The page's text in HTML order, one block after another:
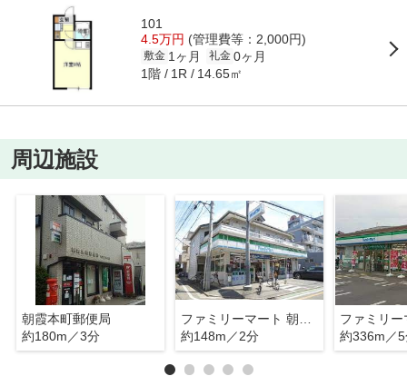
101
4.5万円 (管理費等：2,000円)
敷金 1ヶ月 礼金 0ヶ月
1階 1R 14.65㎡
周辺施設
朝霞本町郵便局
約180m／3分
約148m／2分
約336m／